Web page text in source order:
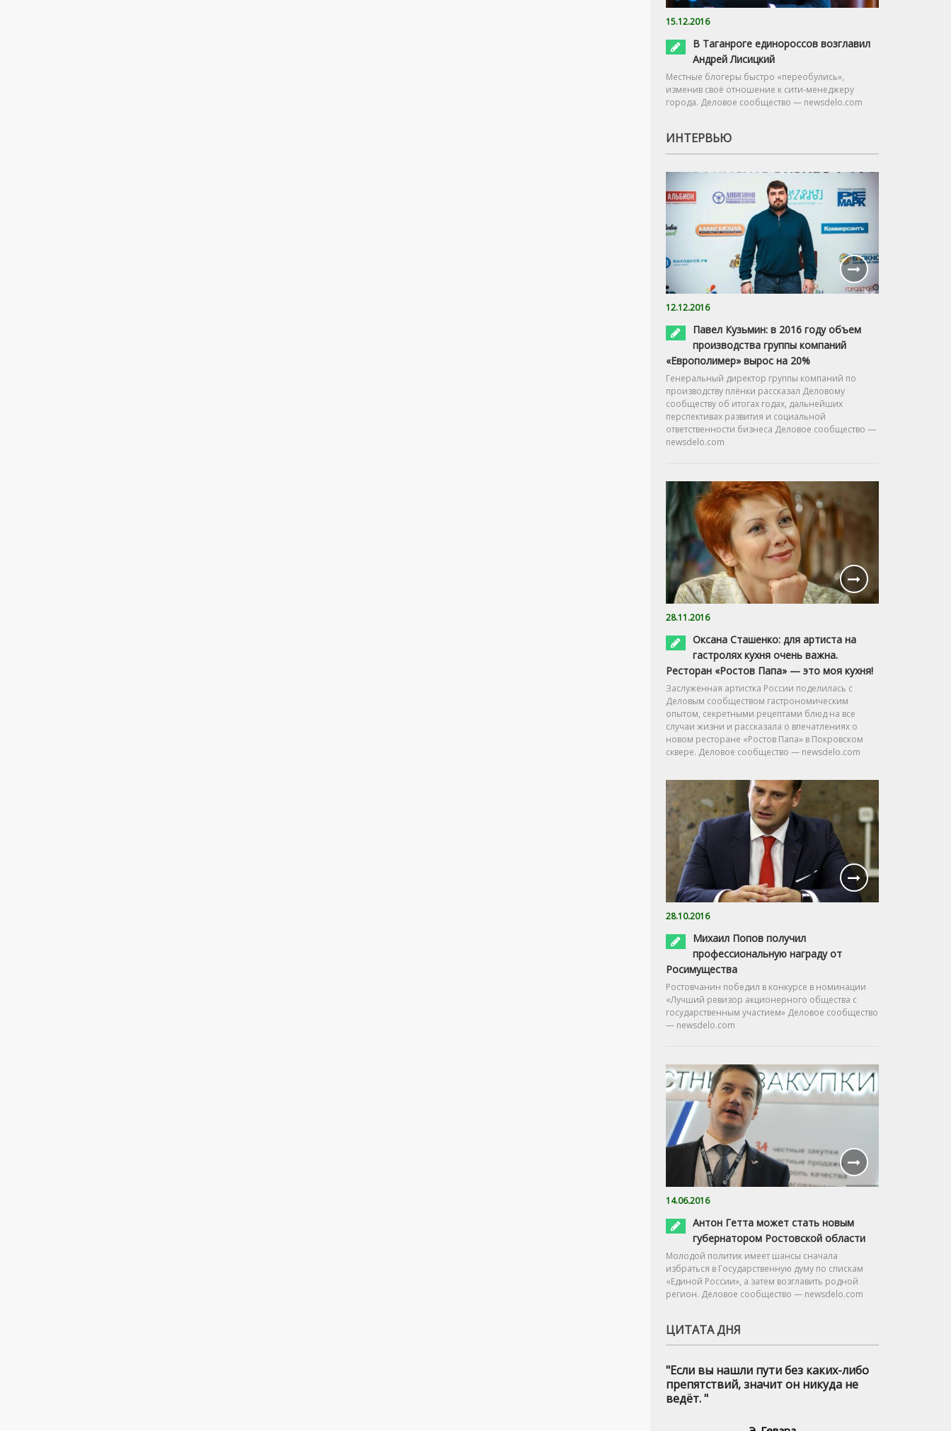
15.12.2016
В Таганроге единороссов возглавил
Андрей Лисицкий
Местные блогеры быстро «переобулись»,
изменив своё отношение к сити-менеджеру
города. Деловое сообщество — newsdelo.com
ИНТЕРВЬЮ
12.12.2016
Павел Кузьмин: в 2016 году объем
производства группы компаний
«Европолимер» вырос на 20%
Генеральный директор группы компаний по
производству плёнки рассказал Деловому
сообществу об итогах годах, дальнейших
перспективах развития и социальной
ответственности бизнеса Деловое сообщество —
newsdelo.com
28.11.2016
Оксана Сташенко: для артиста на
гастролях кухня очень важна.
Ресторан «Ростов Папа» — это моя кухня!
Заслуженная артистка России поделилась с
Деловым сообществом гастрономическим
опытом, секретными рецептами блюд на все
случаи жизни и рассказала о впечатлениях о
новом ресторане «Ростов Папа» в Покровском
сквере. Деловое сообщество — newsdelo.com
28.10.2016
Михаил Попов получил
профессиональную награду от
Росимущества
Ростовчанин победил в конкурсе в номинации
«Лучший ревизор акционерного общества с
государственным участием» Деловое сообщество
— newsdelo.com
14.06.2016
Антон Гетта может стать новым
губернатором Ростовской области
Молодой политик имеет шансы сначала
избраться в Государственную думу по спискам
«Единой России», а затем возглавить родной
регион. Деловое сообщество — newsdelo.com
ЦИТАТА ДНЯ
"Если вы нашли пути без каких-либо
препятствий, значит он никуда не
ведёт. "